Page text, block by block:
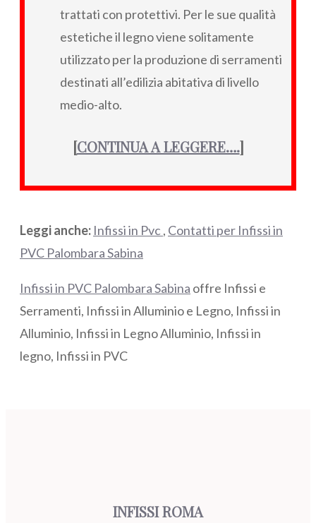
trattati con protettivi. Per le sue qualità
estetiche il legno viene solitamente
utilizzato per la produzione di serramenti
destinati all’edilizia abitativa di livello
medio-alto.
[CONTINUA A LEGGERE….]
Leggi anche: Infissi in Pvc, Contatti per Infissi in
PVC Palombara Sabina
Infissi in PVC Palombara Sabina offre Infissi e
Serramenti, Infissi in Alluminio e Legno, Infissi in
Alluminio, Infissi in Legno Alluminio, Infissi in
legno, Infissi in PVC
INFISSI ROMA